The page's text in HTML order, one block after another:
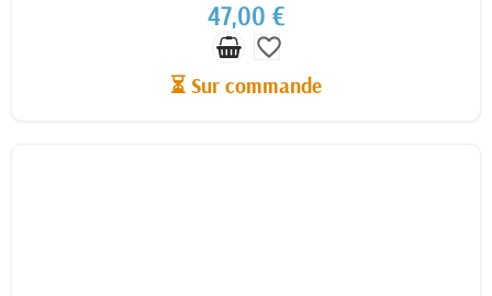
47,00 €
favorite_border
⏳ Sur commande